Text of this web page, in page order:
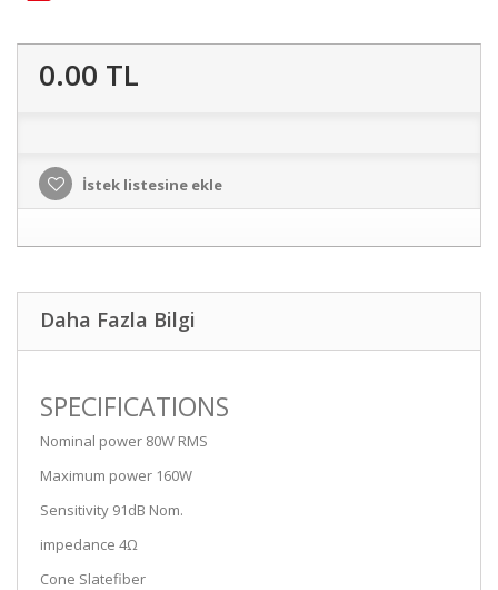
0.00 TL
İstek listesine ekle
Daha Fazla Bilgi
SPECIFICATIONS
Nominal power 80W RMS
Maximum power 160W
Sensitivity 91dB Nom.
impedance 4Ω
Cone Slatefiber